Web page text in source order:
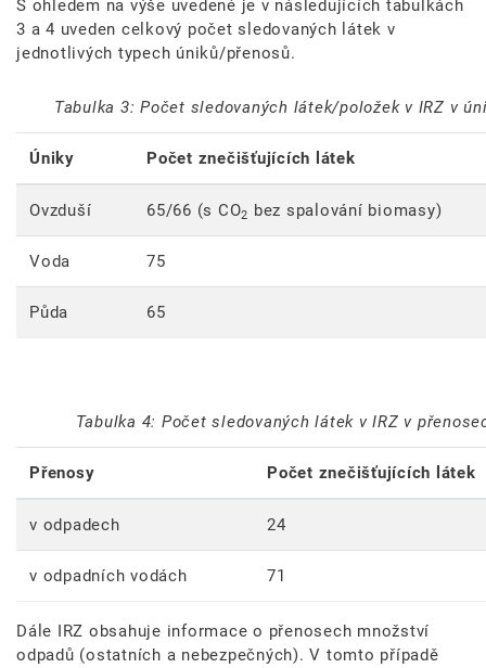
S ohledem na výše uvedené je v následujících tabulkách
3 a 4 uveden celkový počet sledovaných látek v
jednotlivých typech úniků/přenosů.
Tabulka 3: Počet sledovaných látek/položek v IRZ v
Úniky Počet znečišťujících látek
Ovzduší 65/66 (s CO2 bez spalování biomasy)
Voda 75
Půda 65
Tabulka 4: Počet sledovaných látek v IRZ v
Přenosy Počet znečišťujících látek
v odpadech 24
v odpadních vodách 71
Dále IRZ obsahuje informace o přenosech množství
odpadů (ostatních a nebezpečných). V tomto případě